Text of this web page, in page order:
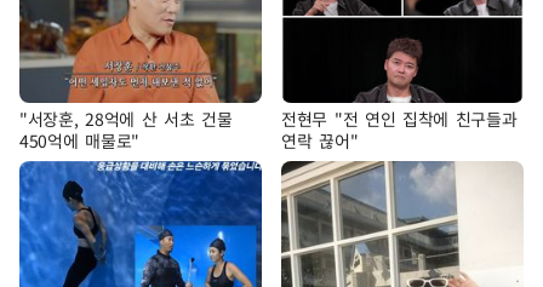
"서장훈, 28억에 산 서초 건물
450억에 매물로"
전현무 "전 연인 집착에 친구들과
연락 끊어"